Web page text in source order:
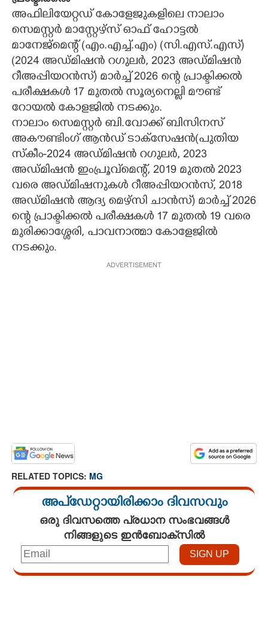
അഫിലിയേറ്റഡ് കോളേജുകളിലെ നാലാം
സെമസ്റ്റർ മാസ്റ്റേഴ്സ് ഓഫ് ഹോട്ടൽ
മാനേജ്മെന്റ് (എം.എച്ച്.എം) (സി.എസ്.എസ്)
(2024 അഡ്മിഷൻ റഗുലർ, 2023 അഡ്മിഷൻ
റീഅപ്പിയറൻസ്) മാർച്ച് 2026 ന്റെ പ്രാക്ടിക്കൽ
പരീക്ഷകൾ 17 മുതൽ സൂര്യനെല്ലി മൗണ്ട്
റോയൽ കോളജിൽ നടക്കും.
നാലാം സെമസ്റ്റർ ബി.വോക്ക് ബിസിനസ്
അകൗണ്ടിംഗ് ആൻഡ് ടാക്സേഷൻ(പുതിയ
സ്കീം-2024 അഡ്മിഷൻ റഗുലർ,​ 2023
അഡ്മിഷൻ ഇംപ്രൂവ്മെന്റ്, 2019 മുതൽ 2023
വരെ അഡ്മിഷനുകൾ റീഅപ്പിയറൻസ്, 2018
അഡ്മിഷൻ ആദ്യ മെഴ്സി ചാൻസ്) മാർച്ച് 2026
ന്റെ പ്രാക്ടിക്കൽ പരീക്ഷകൾ 17 മുതൽ 19 വരെ
മുരിക്കാശ്ശേരി, പാവനാത്മാ കോളേജിൽ
നടക്കും.
ADVERTISEMENT
RELATED TOPICS: MG
അപ്ഡേറ്റായിരിക്കാം ദിവസവും
ഒരു ദിവസത്തെ പ്രധാന സംഭവങ്ങൾ
നിങ്ങളുടെ ഇൻബോക്സിൽ